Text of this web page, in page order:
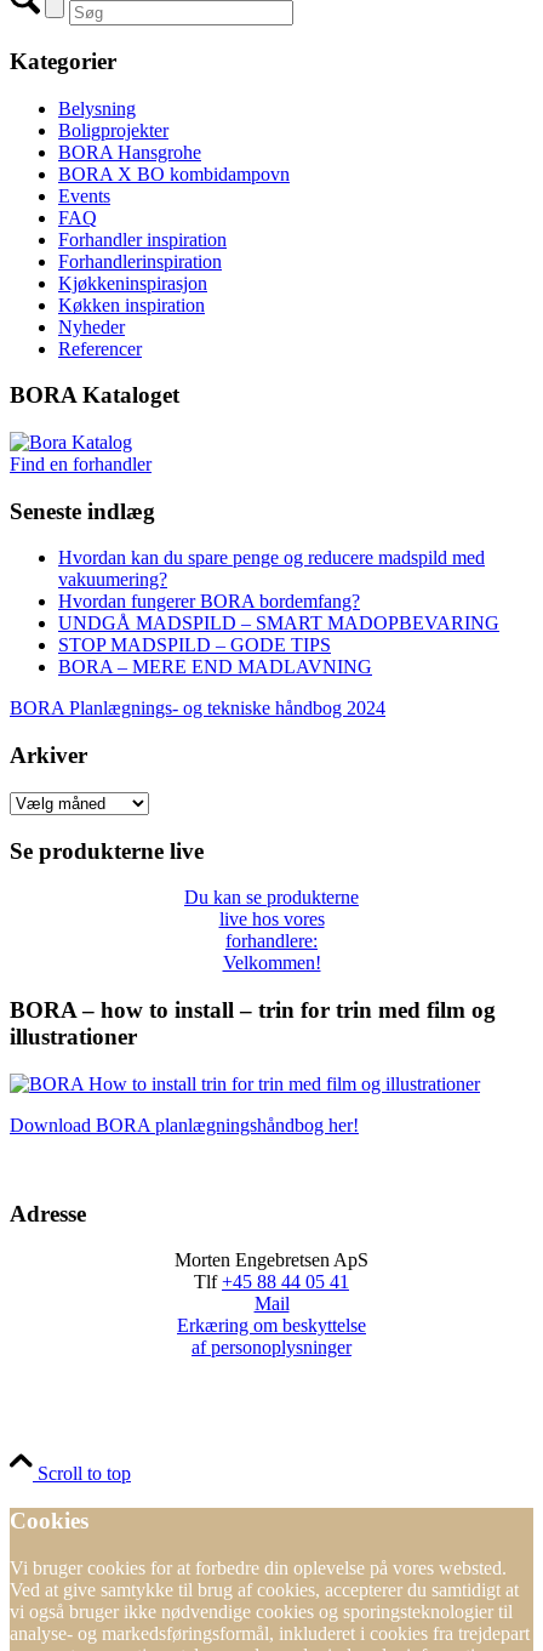
Kategorier
Belysning
Boligprojekter
BORA Hansgrohe
BORA X BO kombidampovn
Events
FAQ
Forhandler inspiration
Forhandlerinspiration
Kjøkkeninspirasjon
Køkken inspiration
Nyheder
Referencer
BORA Kataloget
Find en forhandler
Seneste indlæg
Hvordan kan du spare penge og reducere madspild med
vakuumering?
Hvordan fungerer BORA bordemfang?
UNDGÅ MADSPILD – SMART MADOPBEVARING
STOP MADSPILD – GODE TIPS
BORA – MERE END MADLAVNING
BORA Planlægnings- og tekniske håndbog 2024
Arkiver
Arkiver
Se produkterne live
Du kan se produkterne
live hos vores
forhandlere:
Velkommen!
BORA – how to install – trin for trin med film og
illustrationer
Download BORA planlægningshåndbog her!
Adresse
Morten Engebretsen ApS
Tlf+45 88 44 05 41
Mail
Erkæring om beskyttelse
af personoplysninger
Scroll to top
Cookies
Vi bruger cookies for at forbedre din oplevelse på vores websted.
Ved at give samtykke til brug af cookies, accepterer du samtidigt at
vi også bruger ikke nødvendige cookies og sporingsteknologier til
analyse- og markedsføringsformål, inkluderet i cookies fra trejdepart